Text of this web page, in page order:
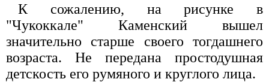
К сожалению, на рисунке в
"Чукоккале" Каменский вышел
значительно старше своего тогдашнего
возраста. Не передана простодушная
детскость его румяного и круглого лица.